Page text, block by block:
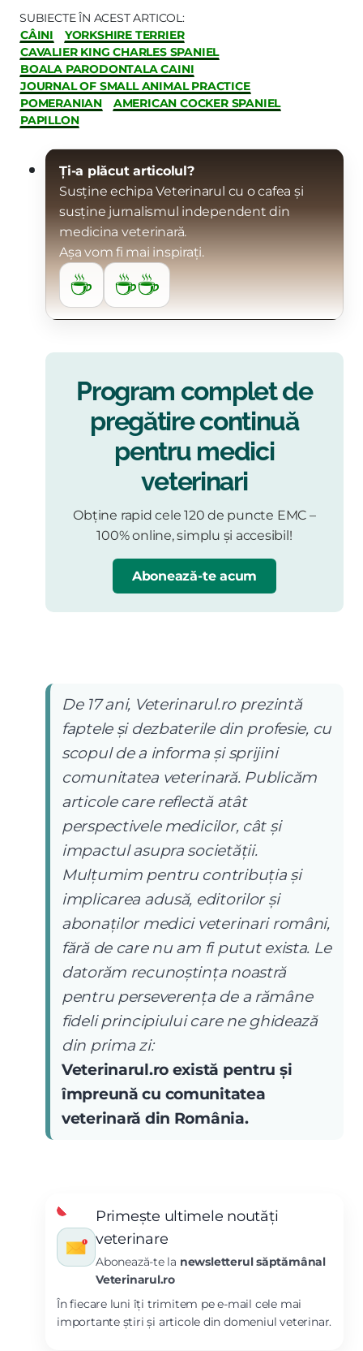
SUBIECTE ÎN ACEST ARTICOL:
CÂINI
YORKSHIRE TERRIER
CAVALIER KING CHARLES SPANIEL
BOALA PARODONTALA CAINI
JOURNAL OF SMALL ANIMAL PRACTICE
POMERANIAN
AMERICAN COCKER SPANIEL
PAPILLON
Ți-a plăcut articolul?
Susține echipa Veterinarul cu o cafea și
susține jurnalismul independent din
medicina veterinară.
Așa vom fi mai inspirați.
☕ ☕☕
Program complet de
pregătire continuă
pentru medici
veterinari
Obține rapid cele 120 de puncte EMC –
100% online, simplu și accesibil!
Abonează-te acum
De 17 ani, Veterinarul.ro prezintă
faptele și dezbaterile din profesie, cu
scopul de a informa și sprijini
comunitatea veterinară. Publicăm
articole care reflectă atât
perspectivele medicilor, cât și
impactul asupra societății.
Mulțumim pentru contribuția și
implicarea adusă, editorilor și
abonaților medici veterinari români,
fără de care nu am fi putut exista. Le
datorăm recunoștința noastră
pentru perseverența de a rămâne
fideli principiului care ne ghidează
din prima zi:
Veterinarul.ro există pentru și
împreună cu comunitatea
veterinară din România.
Primește ultimele noutăți
veterinare
Abonează-te la newsletterul săptămânal
Veterinarul.ro
În fiecare luni îți trimitem pe e-mail cele mai
importante știri și articole din domeniul veterinar.